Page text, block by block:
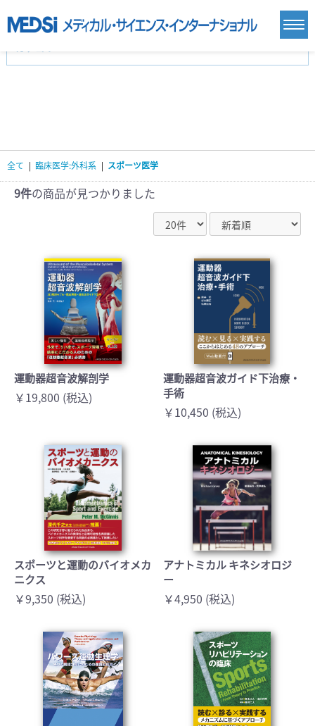
臨床医学:一般(359) 臨床医学:内科系(407)
基礎医学(93)
看護学(21)
医療技術(16)
栄養学(0)
薬学(7)
医学一般(91) マルチメディア(0)
全て | 臨床医学:外科系 | スポーツ医学
9件の商品が見つかりました
運動器超音波解剖学
￥19,800 (税込)
運動器超音波ガイド下治療・
手術
￥10,450 (税込)
スポーツと運動のバイオメカ
ニクス
￥9,350 (税込)
アナトミカル キネシオロジ
ー
￥4,950 (税込)